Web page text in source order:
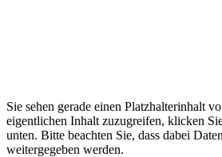
Sie sehen gerade einen Platzhalterinhalt
eigentlichen Inhalt zuzugreifen, klicken
unten. Bitte beachten Sie, dass dabei
weitergegeben werden.